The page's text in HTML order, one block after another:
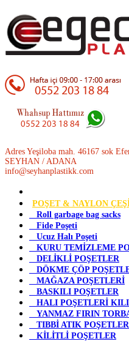
Adres Yeşiloba mah. 46167 sok
SEYHAN / ADANA
info@seyhanplastikk.com
POŞET & NAYLON
Roll garbage bag sacks
Fide Poşeti
Ucuz Halı Poşeti
KURU TEMİZLEME
DELİKLİ POŞETLER
DÖKME ÇÖP
MAĞAZA POŞETLERİ
BASKILI POŞETLER
HALI POŞETLERİ
YANMAZ FIRIN
TIBBİ ATIK
KİLİTLİ POŞETLER